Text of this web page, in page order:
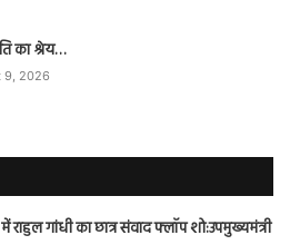
का श्रेय…
9, 2026
में राहुल गांधी का छात्र संवाद फ्लॉप शो:उपमुख्यमंत्री